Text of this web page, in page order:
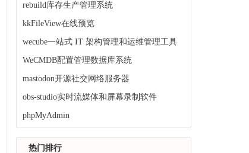
rebuild库存生产管理系统
kkFileView在线预览
wecube一站式 IT 架构管理和运维管理工具
WeCMDB配置管理数据库系统
mastodon开源社交网络服务器
obs-studio实时流媒体和屏幕录制软件
phpMyAdmin
热门排行